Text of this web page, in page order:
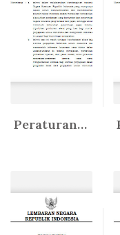
Peraturan Gubernur Provinsi DKI ...
In Peratur...